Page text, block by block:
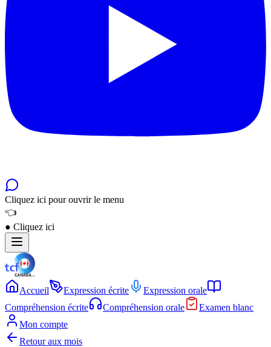
Cliquez ici pour ouvrir le menu
👈
● Cliquez ici
Accueil Expression écrite
Expression orale
Compréhension écrite
Compréhension orale
Examen blanc
Mon compte
Retour aux mois